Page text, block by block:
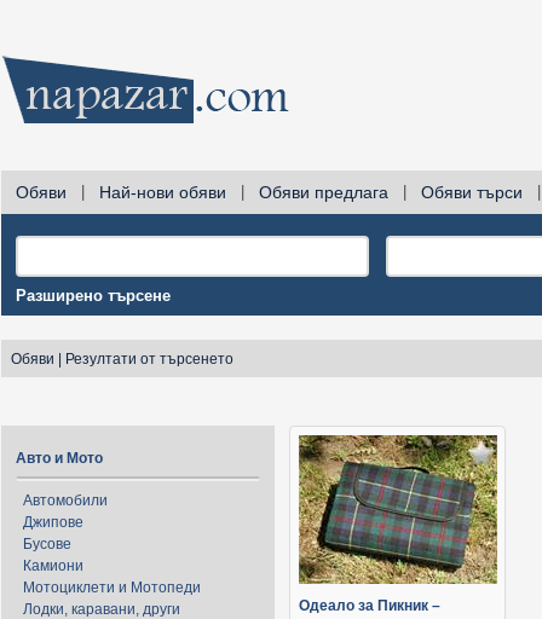
Обяви Най-нови обяви Обяви предлага Обяви търси
Разширено търсене
Обяви Резултати от търсенето
Авто и Мото
Автомобили
Джипове
Бусове
Камиони
Мотоциклети и Мотопеди
Лодки, каравани, други
Одеало за Пикник –